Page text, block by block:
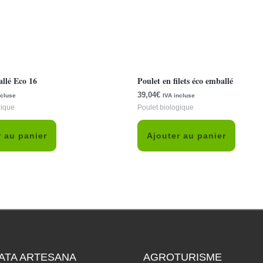
Eco 16
au panier
Poulet en filets éco emballé
39,04€ IVA incluse
Poulet biologique
Ajouter au panier
ARTESANA AGROTURISME